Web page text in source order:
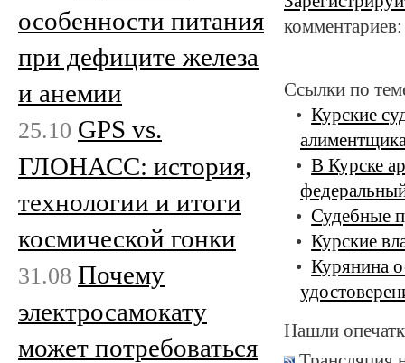
Ссылки по
Курские
В Курске
Судебные
Курские
Курянина
Нашли
особенности питания
при дефиците железа
и анемии
25.10 GPS vs.
ГЛОНАСС: история,
технологии и итоги
космической гонки
31.08 Почему
электросамокату
может потребоваться